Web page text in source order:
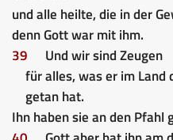
und alle heilte, die in der
denn Gott war mit ihm.
39
Und wir sind Zeugen
für alles, was er im Land
getan hat.
Ihn haben sie an den Pfahl